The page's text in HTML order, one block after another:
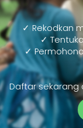
✓ Rekodkan
✓
✓
Daftar sekarang